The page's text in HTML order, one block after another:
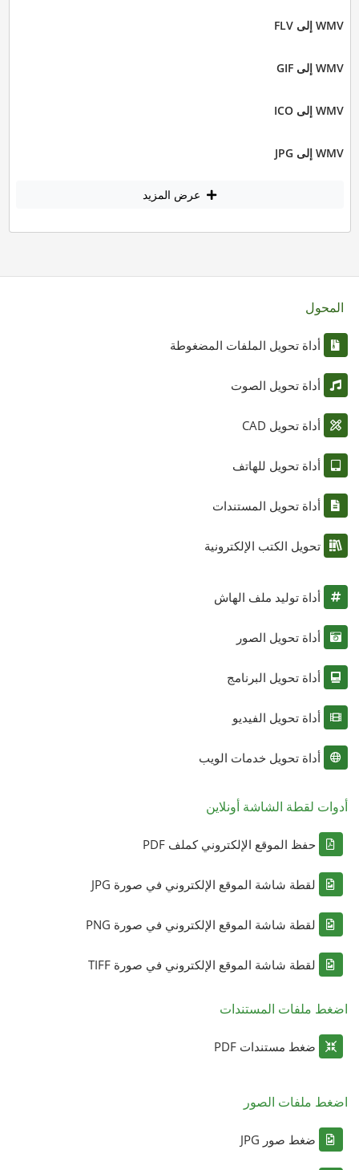
WMV إلى FLV
WMV إلى GIF
WMV إلى ICO
WMV إلى JPG
عرض المزيد
المحول
أداة تحويل الملفات المضغوطة
أداة تحويل الصوت
أداة تحويل CAD
أداة تحويل للهاتف
أداة تحويل المستندات
تحويل الكتب الإلكترونية
أداة توليد ملف الهاش
أداة تحويل الصور
أداة تحويل البرنامج
أداة تحويل الفيديو
أداة تحويل خدمات الويب
أدوات لقطة الشاشة أونلاين
حفظ الموقع الإلكتروني كملف PDF
لقطة شاشة الموقع الإلكتروني في صورة JPG
لقطة شاشة الموقع الإلكتروني في صورة PNG
لقطة شاشة الموقع الإلكتروني في صورة TIFF
اضغط ملفات المستندات
ضغط مستندات PDF
اضغط ملفات الصور
ضغط صور JPG